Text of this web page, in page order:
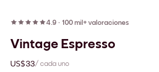
4.9 · 100 mil+ valoraciones
Vintage Espresso
US$33/ cada uno